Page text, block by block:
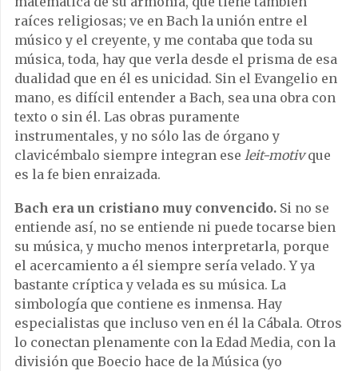
raíces religiosas; ve en Bach la unión entre el
músico y el creyente, y me contaba que toda su
música, toda, hay que verla desde el prisma de esa
dualidad que en él es unicidad. Sin el Evangelio en
mano, es difícil entender a Bach, sea una obra con
texto o sin él. Las obras puramente
instrumentales, y no sólo las de órgano y
clavicémbalo siempre integran ese leit-motivque
es la fe bien enraizada.
Bach era un cristiano muy convencido. Si no se
entiende así, no se entiende ni puede tocarse bien
su música, y mucho menos interpretarla, porque
el acercamiento a él siempre sería velado. Y ya
bastante críptica y velada es su música. La
simbología que contiene es inmensa. Hay
especialistas que incluso ven en él la Cábala. Otros
lo conectan plenamente con la Edad Media, con la
división que Boecio hace de la Música (yo